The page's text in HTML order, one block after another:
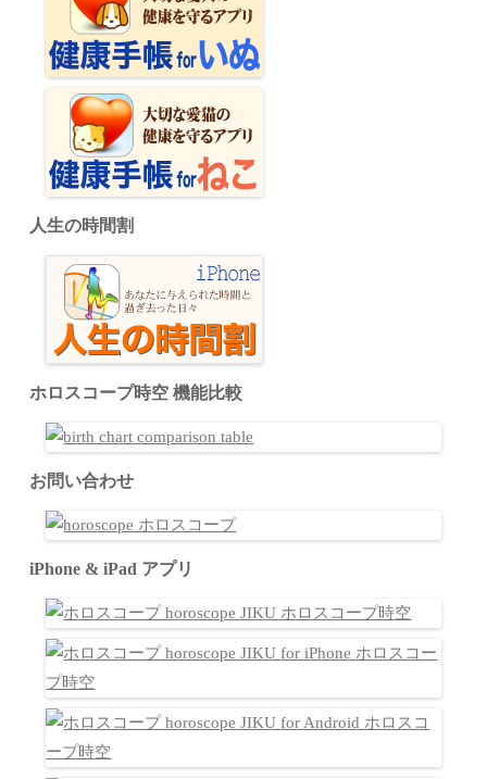
人生の時間割
ホロスコープ時空 機能比較
お問い合わせ
iPhone & iPad アプリ